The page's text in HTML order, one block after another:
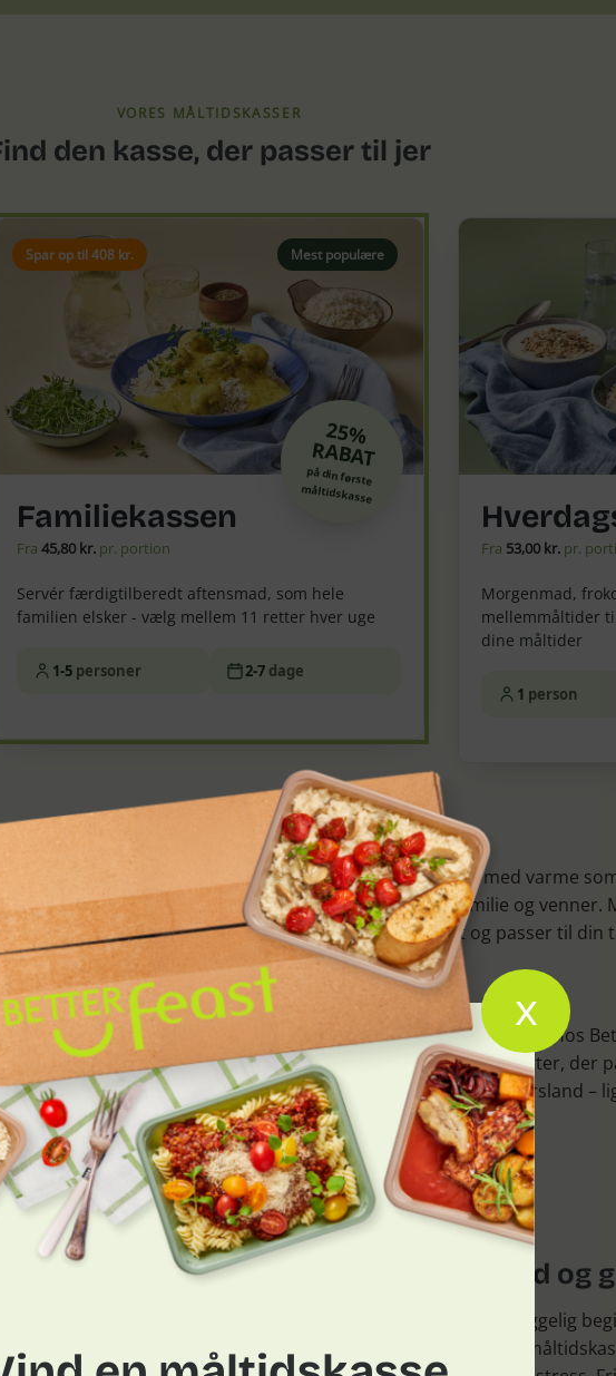
VORES MÅLTIDSKASSER
den kasse, der passer til jer
Mest populære
Spar op til 408 kr.
25%
RABAT
på din første
måltidskasse
Familiekassen
Fra 45,80 kr.pr. portion
Servér færdigtilberedt aftensmad, som hele
familien elsker - vælg mellem 11 retter hver uge
1-5 personer 2-7 dage
Fra 53,00 kr.pr.
Morgenmad,
mellemmåltider
dine måltider
1 person
sig naturligt. Solen skinner længere, dagene er fyldt med varme
spise, men om at nyde de lange, lyse aftener med familie og venner.
dig at få skøn sommermad, der både smager godt og passer til din
til at eksperimentere med nemme opskrifter på sommerretter. Hos
Med vores kasser kan du hurtigt tilberede skønne retter, der
færdiglavede måltidskasser er lavet af dygtige kokke på Djursland –
giver
syltede
Sommerens gæstemad og
Sommeraftensmad bliver ofte en hyggelig
stunder omkring grillen. Med vores
x